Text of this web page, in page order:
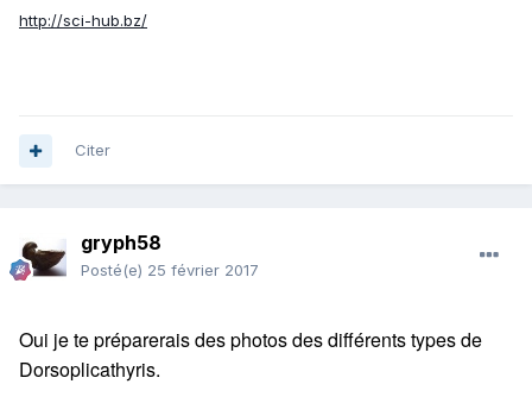
http://sci-hub.bz/
Citer
gryph58
Posté(e) 25 février 2017
Oui je te préparerais des photos des différents types de
Dorsoplicathyris.